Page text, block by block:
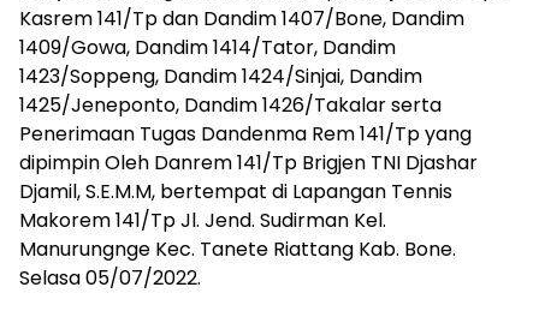
Kasrem 141/Tp dan Dandim 1407/Bone, Dandim
1409/Gowa, Dandim 1414/Tator, Dandim
1423/Soppeng, Dandim 1424/Sinjai, Dandim
1425/Jeneponto, Dandim 1426/Takalar serta
Penerimaan Tugas Dandenma Rem 141/Tp yang
dipimpin Oleh Danrem 141/Tp Brigjen TNI Djashar
Djamil, S.E.M.M, bertempat di Lapangan Tennis
Makorem 141/Tp Jl. Jend. Sudirman Kel.
Manurungnge Kec. Tanete Riattang Kab. Bone.
Selasa 05/07/2022.